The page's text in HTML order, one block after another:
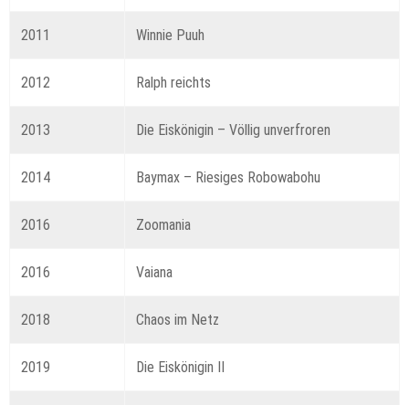
2011 Winnie Puuh
2012 Ralph reichts
2013 Die Eiskönigin – Völlig unverfroren
2014 Baymax – Riesiges Robowabohu
2016 Zoomania
2016 Vaiana
2018 Chaos im Netz
2019 Die Eiskönigin II